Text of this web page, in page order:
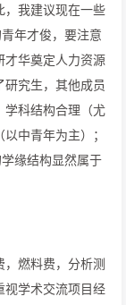
，我建议现在一些
年才俊，要注意
才华奠定人力资源
究生，其他成员
学科结构合理（尤
中青年为主）；
缘结构显然属于
，燃料费，分析测
视学术交流项目经